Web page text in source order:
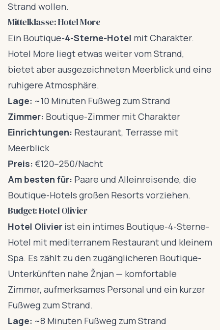
Strand wollen.
Mittelklasse: Hotel More
Ein Boutique-4-Sterne-Hotel mit Charakter.
Hotel More liegt etwas weiter vom Strand,
bietet aber ausgezeichneten Meerblick und eine
ruhigere Atmosphäre.
Lage: ~10 Minuten Fußweg zum Strand
Zimmer: Boutique-Zimmer mit Charakter
Einrichtungen: Restaurant, Terrasse mit
Meerblick
Preis: €120–250/Nacht
Am besten für: Paare und Alleinreisende, die
Boutique-Hotels großen Resorts vorziehen.
Budget: Hotel Olivier
Hotel Olivier ist ein intimes Boutique-4-Sterne-
Hotel mit mediterranem Restaurant und kleinem
Spa. Es zählt zu den zugänglicheren Boutique-
Unterkünften nahe Žnjan — komfortable
Zimmer, aufmerksames Personal und ein kurzer
Fußweg zum Strand.
Lage: ~8 Minuten Fußweg zum Strand